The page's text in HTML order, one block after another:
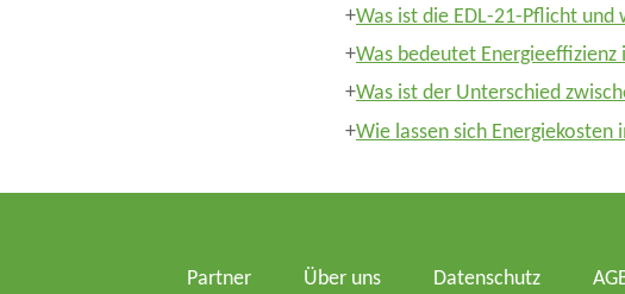
Was ist die EDL-21-Pflicht
Was bedeutet
Was ist der Unterschied
Wie lassen sich
Partner Über uns Datenschutz